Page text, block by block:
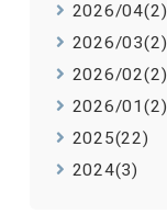
2026/04(2)
2026/03(2)
2026/02(2)
2026/01(2)
2025(22)
2024(3)